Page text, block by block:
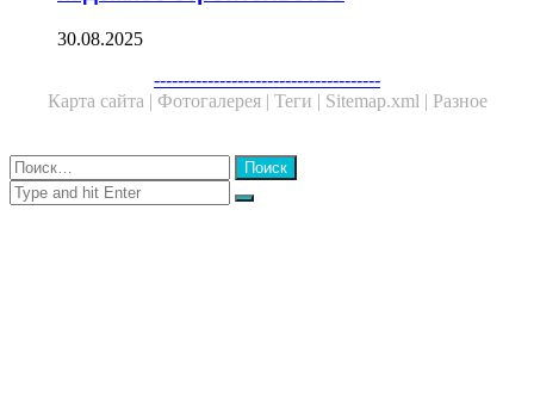
30.08.2025
--------------------------------------
Карта сайта | Фотогалерея | Теги | Sitemap.xml | Разное
Close
Найти:
Close
Search